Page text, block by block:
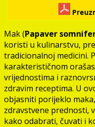
Mak (Papaver
koristi u kulinarstvu,
tradicionalnoj medicini.
karakterističnom
vrijednostima i
zdravim receptima. U
objasniti porijeklo
zdravstvene prednosti,
kako odabrati, čuvati i